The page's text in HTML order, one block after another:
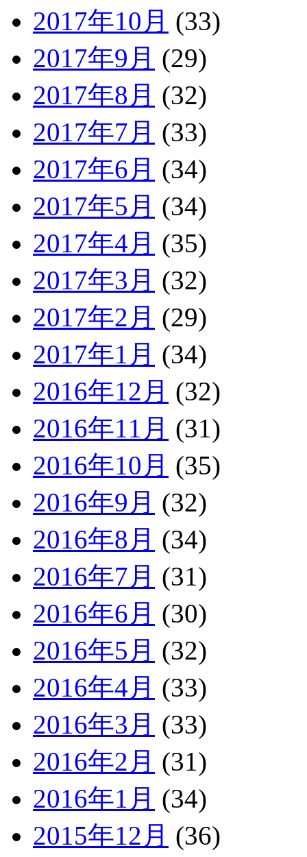
2017年10月 (33)
2017年9月 (29)
2017年8月 (32)
2017年7月 (33)
2017年6月 (34)
2017年5月 (34)
2017年4月 (35)
2017年3月 (32)
2017年2月 (29)
2017年1月 (34)
2016年12月 (32)
2016年11月 (31)
2016年10月 (35)
2016年9月 (32)
2016年8月 (34)
2016年7月 (31)
2016年6月 (30)
2016年5月 (32)
2016年4月 (33)
2016年3月 (33)
2016年2月 (31)
2016年1月 (34)
2015年12月 (36)